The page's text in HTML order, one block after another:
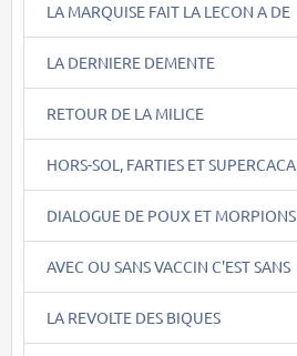
LA MARQUISE FAIT LA LECON A DE
LA DERNIERE DEMENTE
RETOUR DE LA MILICE
HORS-SOL, FARTIES ET SUPERCACA
DIALOGUE DE POUX ET MORPIONS
AVEC OU SANS VACCIN C'EST SANS
LA REVOLTE DES BIQUES